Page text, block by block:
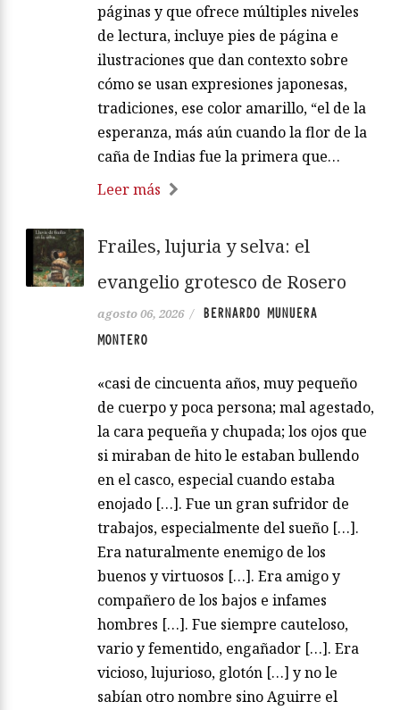
páginas y que ofrece múltiples niveles
de lectura, incluye pies de página e
ilustraciones que dan contexto sobre
cómo se usan expresiones japonesas,
tradiciones, ese color amarillo, “el de la
esperanza, más aún cuando la flor de la
caña de Indias fue la primera que…
Leer más
Frailes, lujuria y selva: el
evangelio grotesco de Rosero
agosto 06, 2026 /
BERNARDO MUNUERA
MONTERO
«casi de cincuenta años, muy pequeño
de cuerpo y poca persona; mal agestado,
la cara pequeña y chupada; los ojos que
si miraban de hito le estaban bullendo
en el casco, especial cuando estaba
enojado […]. Fue un gran sufridor de
trabajos, especialmente del sueño […].
Era naturalmente enemigo de los
buenos y virtuosos […]. Era amigo y
compañero de los bajos e infames
hombres […]. Fue siempre cauteloso,
vario y fementido, engañador […]. Era
vicioso, lujurioso, glotón […] y no le
sabían otro nombre sino Aguirre el